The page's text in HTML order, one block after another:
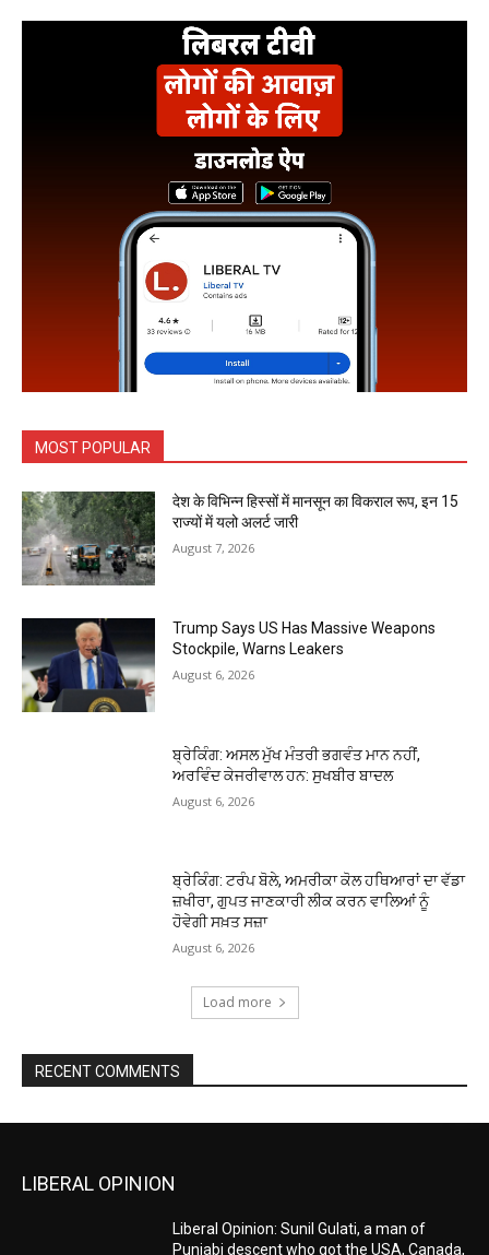
MOST POPULAR
देश के विभिन्न हिस्सों में मानसून का विकराल रूप, इन 15
राज्यों में यलो अलर्ट जारी
August 7, 2026
Trump Says US Has Massive Weapons
Stockpile, Warns Leakers
August 6, 2026
ਬ੍ਰੇਕਿੰਗ: ਅਸਲ ਮੁੱਖ ਮੰਤਰੀ ਭਗਵੰਤ ਮਾਨ ਨਹੀਂ,
ਅਰਵਿੰਦ ਕੇਜਰੀਵਾਲ ਹਨ: ਸੁਖਬੀਰ ਬਾਦਲ
August 6, 2026
ਬ੍ਰੇਕਿੰਗ: ਟਰੰਪ ਬੋਲੇ, ਅਮਰੀਕਾ ਕੋਲ ਹਥਿਆਰਾਂ ਦਾ ਵੱਡਾ
ਜ਼ਖੀਰਾ, ਗੁਪਤ ਜਾਣਕਾਰੀ ਲੀਕ ਕਰਨ ਵਾਲਿਆਂ ਨੂੰ
ਹੋਵੇਗੀ ਸਖ਼ਤ ਸਜ਼ਾ
August 6, 2026
Load more
RECENT COMMENTS
LIBERAL OPINION
Liberal Opinion: Sunil Gulati, a man of
Punjabi descent who got the USA, Canada,